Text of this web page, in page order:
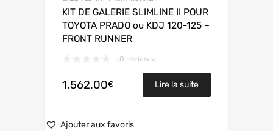
KIT DE GALERIE SLIMLINE II POUR
TOYOTA PRADO ou KDJ 120-125 –
FRONT RUNNER
(0 reviews)
1,562.00€ Lire la suite
Ajouter aux favoris